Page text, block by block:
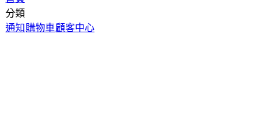
分類
通知 購物車顧客中心